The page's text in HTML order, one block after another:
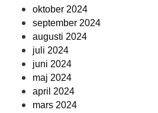
oktober 2024
september 2024
augusti 2024
juli 2024
juni 2024
maj 2024
april 2024
mars 2024